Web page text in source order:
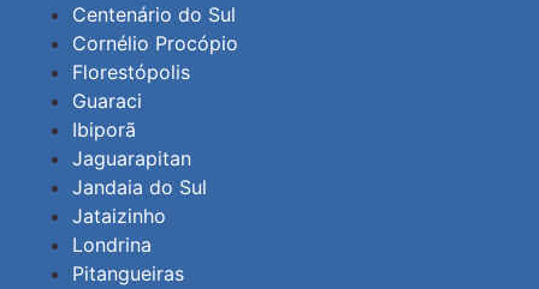
Centenário do Sul
Cornélio Procópio
Florestópolis
Guaraci
Ibiporã
Jaguarapitan
Jandaia do Sul
Jataizinho
Londrina
Pitangueiras